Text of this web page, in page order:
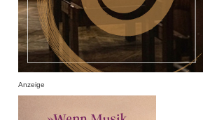
Anzeige